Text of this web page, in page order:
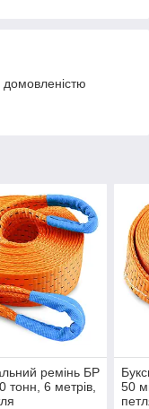
ремінь БР
тонн, 6 метрів,
50